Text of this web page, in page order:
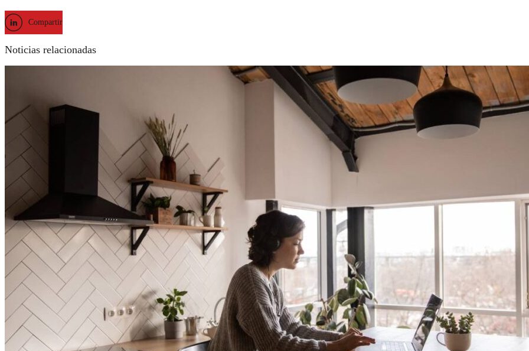
Compartir
Noticias relacionadas